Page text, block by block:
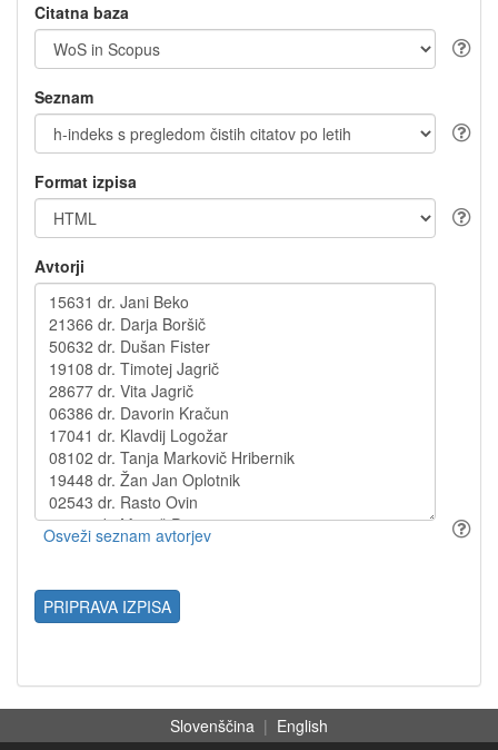
Citatna baza
Seznam
Format izpisa
Avtorji
PRIPRAVA IZPISA
Slovenščina | English